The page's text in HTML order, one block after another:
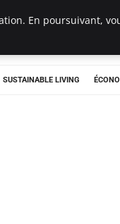
SUSTAINABLE LIVING
En poursuivant,